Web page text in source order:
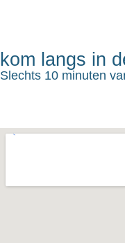
kom langs in
Slechts 10 minuten